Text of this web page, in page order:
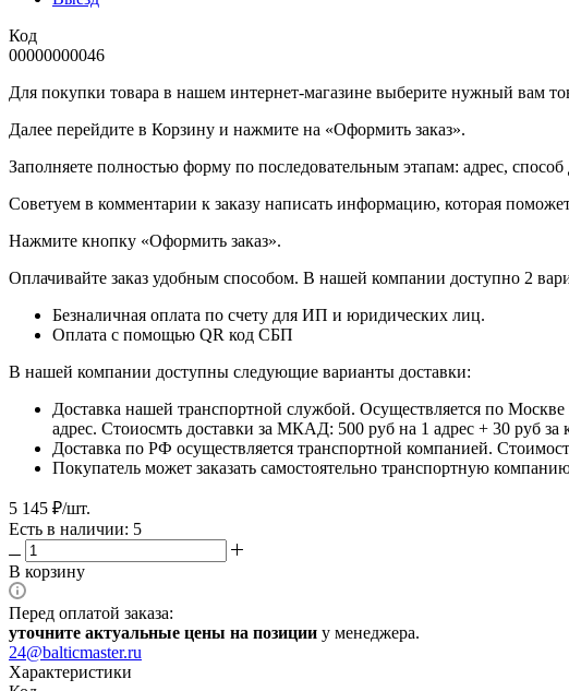
Код
00000000046
Для покупки товара в нашем интернет-магазине выберите нужный вам
Далее перейдите в Корзину и нажмите на «Оформить заказ».
​​​​​​​Заполняете полностью форму по последовательным этапам: адрес,
​​​​​​​Советуем в комментарии к заказу написать информацию, которая
​​​​​​​Нажмите кнопку «Оформить заказ».
Оплачивайте заказ удобным способом. В нашей компании доступно 2
Безналичная оплата по счету для ИП и юридических лиц.
Оплата с помощью QR код СБП
В нашей компании доступны следующие варианты доставки:
Доставка нашей транспортной службой. Осуществляется по
адрес. Стоиосмть доставки за МКАД: 500 руб на 1 адрес + 30 руб
Доставка по РФ осуществляется транспортной компанией.
Покупатель может заказать самостоятельно транспортную
5 145 ₽/шт.
Есть в наличии: 5
В корзину
Перед оплатой заказа:
уточните актуальные цены на позиции у менеджера.
24@balticmaster.ru
Характеристики